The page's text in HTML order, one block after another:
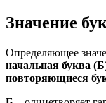
Значение
Определяющее
начальная буква
повторяющиеся